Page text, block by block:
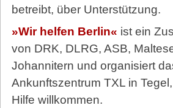
betreibt, über Unterstützung.
»Wir helfen Berlin« ist ein
von DRK, DLRG, ASB,
Johannitern und organisiert
Ankunftszentrum TXL in
Hilfe willkommen.